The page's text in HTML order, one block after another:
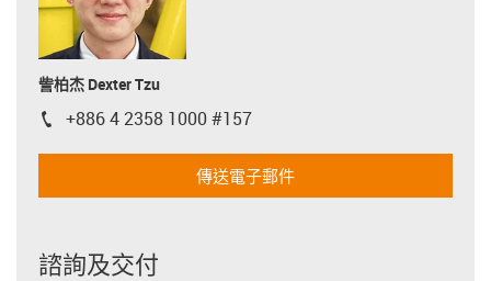
訾柏杰 Dexter Tzu
igus-icon-phone
+886 4 2358 1000 #157
傳送電子郵件
諮詢及交付